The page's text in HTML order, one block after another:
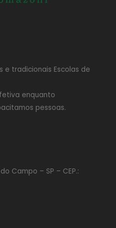
e tradicionais Escolas de
enquanto
pessoas.
Campo – SP – CEP.: